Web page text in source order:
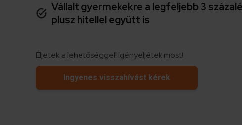
Vállalt gyermekekre a legfeljebb 3
plusz hitellel együtt is
Éljetek a lehetőséggel! Igényeljétek most!
Ingyenes visszahívást kérek